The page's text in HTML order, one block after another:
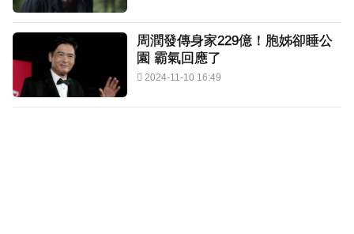
周潤發傳身家229億！胞姊卻睡公
園 霸氣回應了
2024-11-10 16:49